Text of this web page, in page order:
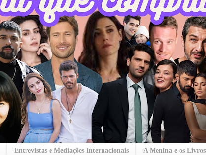
Entrevistas e Mediações Internacionais A Menina e os Livros